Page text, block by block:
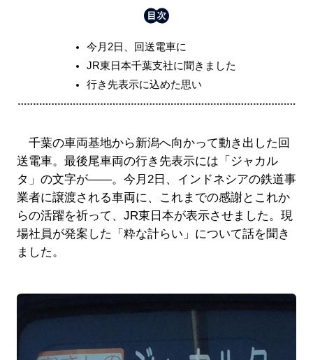
今月2日、回送電車に
JR東日本千葉支社に聞きました
行き先表示に込めた思い
千葉の車両基地から新潟へ向かって動き出した回
送電車。最後尾車両の行き先表示には「ジャカル
タ」の文字が――。今月2日、インドネシアの鉄道事
業者に譲渡される車両に、これまでの感謝とこれか
らの活躍を祈って、JR東日本が表示させました。現
場社員が発案した「粋な計らい」について話を聞き
ました。